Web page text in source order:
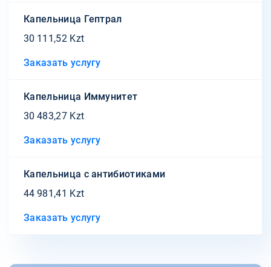
Капельница Гептрал
30 111,52 Kzt
Заказать услугу
Капельница Иммунитет
30 483,27 Kzt
Заказать услугу
Капельница с антибиотиками
44 981,41 Kzt
Заказать услугу